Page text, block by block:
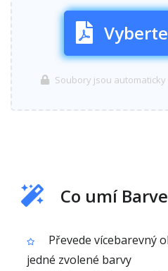
Soubory jsou
Co umí
Převede vícebarevný
jedné zvolené barvy